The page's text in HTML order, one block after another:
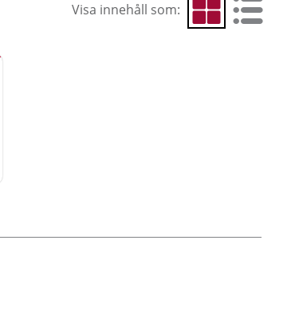
Visa innehåll som: Visa som rutnät
Visa som